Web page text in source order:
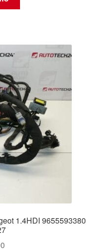
1.4HDI 9655593380